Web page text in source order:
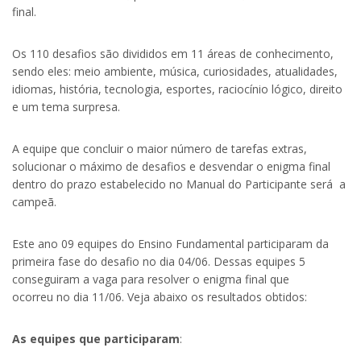
final.
Os 110 desafios são divididos em 11 áreas de conhecimento,
sendo eles: meio ambiente, música, curiosidades, atualidades,
idiomas, história, tecnologia, esportes, raciocínio lógico, direito
e um tema surpresa.
A equipe que concluir o maior número de tarefas extras,
solucionar o máximo de desafios e desvendar o enigma final
dentro do prazo estabelecido no Manual do Participante será a
campeã.
Este ano 09 equipes do Ensino Fundamental participaram da
primeira fase do desafio no dia 04/06. Dessas equipes 5
conseguiram a vaga para resolver o enigma final que
ocorreu no dia 11/06. Veja abaixo os resultados obtidos:
As equipes que participaram: